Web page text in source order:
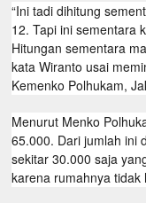
“Ini tadi dihitung
12. Tapi ini sementara
Hitungan sementara
kata Wiranto usai
Kemenko Polhukam,
Menurut Menko
65.000. Dari jumlah ini
sekitar 30.000 saja
karena rumahnya tidak